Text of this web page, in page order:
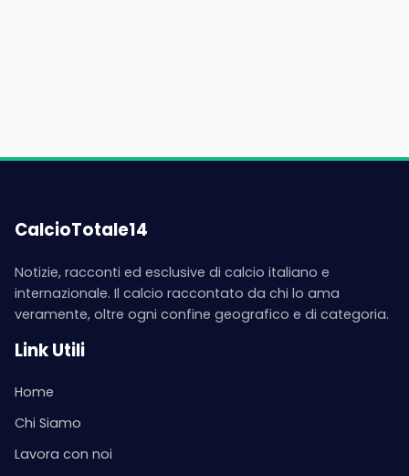
CalcioTotale14
Notizie, racconti ed esclusive di calcio italiano e
internazionale. Il calcio raccontato da chi lo ama
veramente, oltre ogni confine geografico e di categoria.
Link Utili
Home
Chi Siamo
Lavora con noi